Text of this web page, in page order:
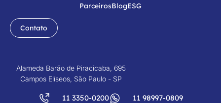
ParceirosBlogESG
Contato
Alameda Barão de Piracicaba, 695
Campos Elíseos, São Paulo - SP
11 3350-0200 11 98997-0809